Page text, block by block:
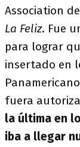
Association
La Feliz. Fue
para lograr
insertado en
fuera
la última en
iba a llegar